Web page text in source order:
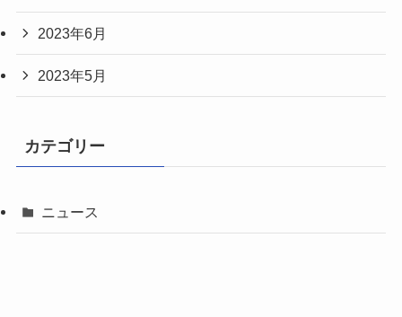
2023年6月
2023年5月
カテゴリー
ニュース